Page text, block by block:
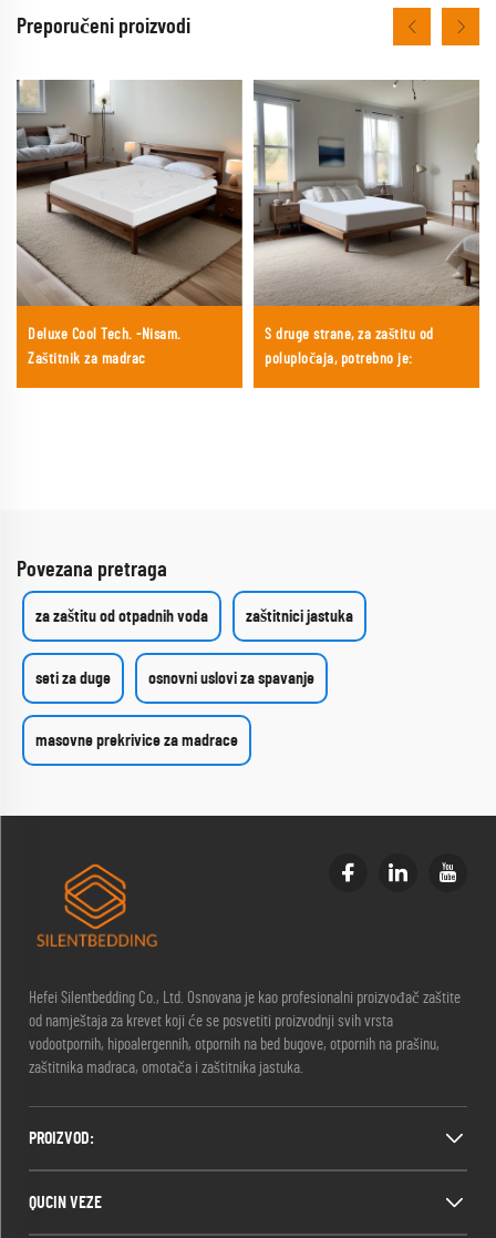
Preporučeni proizvodi
Deluxe Cool Tech. -Nisam.
Zaštitnik za madrac
S druge strane, za zaštitu od
polupločaja, potrebno je:
Povezana pretraga
za zaštitu od otpadnih voda zaštitnici jastuka
seti za duge osnovni uslovi za spavanje
masovne prekrivice za madrace
Hefei Silentbedding Co., Ltd. Osnovana je kao profesionalni proizvođač zaštite
od namještaja za krevet koji će se posvetiti proizvodnji svih vrsta
vodootpornih, hipoalergennih, otpornih na bed bugove, otpornih na prašinu,
zaštitnika madraca, omotača i zaštitnika jastuka.
PROIZVOD:
QUCIN VEZE